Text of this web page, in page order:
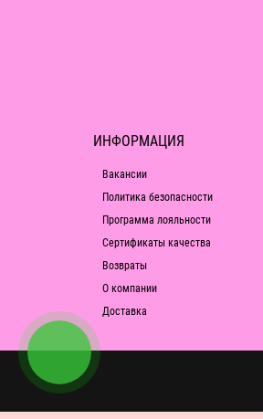
ИНФОРМАЦИЯ
Вакансии
Политика безопасности
Программа лояльности
Сертификаты качества
Возвраты
О компании
Доставка